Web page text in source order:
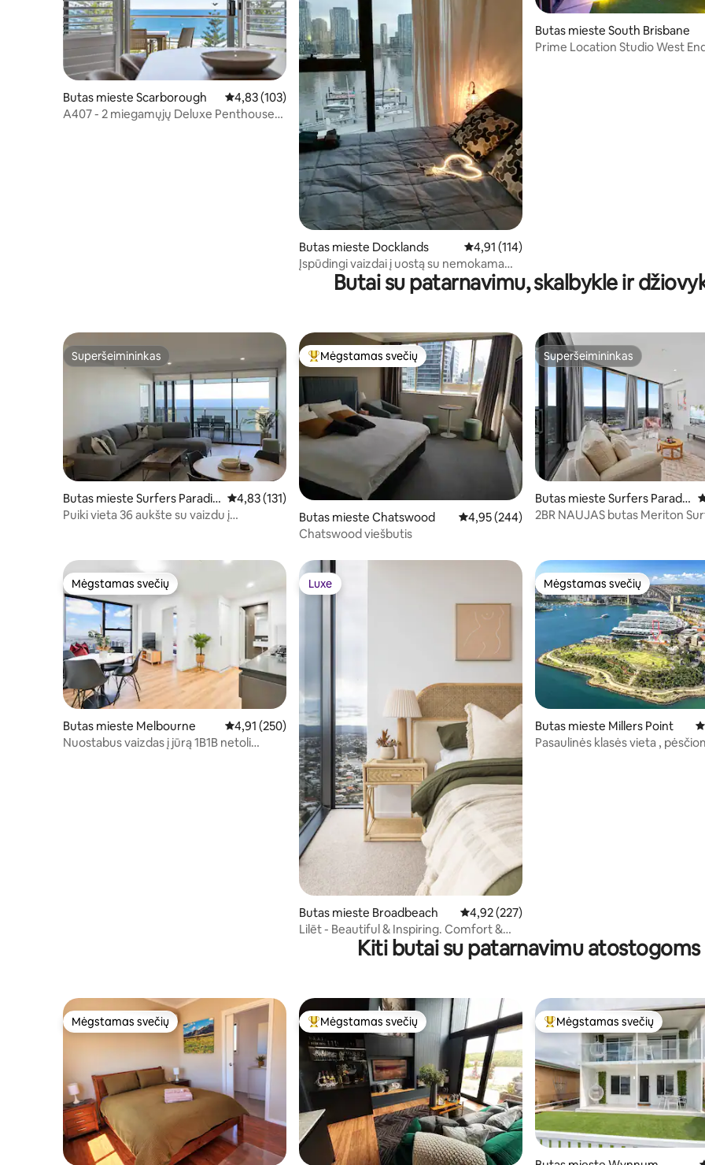
Butas mieste Scarborough Vidutinis įvertinimas: 4,83 iš 5, atsiliepimų: 103
4,83 (103)
A407 - 2 miegamųjų Deluxe Penthouse
Butas mieste Docklands Vidutinis įvertinimas: 4,91 iš 5, atsiliepimų: 114
4,91 (114)
Įspūdingi vaizdai į uostą su nemokama
automobilių stovėjimo aikštele,
baseinu/sporto sale
Butas mieste South Brisbane
Prime Location Studio West
Butai su patarnavimu, skalbykle ir
Superšeimininkas
Superšeimininkas
Butas mieste Surfers Paradis
e
Vidutinis įvertinimas: 4,83 iš 5, atsiliepimų: 131
4,83 (131)
Puiki vieta 36 aukšte su vaizdu į
Svečių mėgstamiausias
Mėgstamas svečių
Butas mieste Chatswood Vidutinis įvertinimas: 4,95 iš 5, atsiliepimų: 244
4,95 (244)
Chatswood viešbutis
Superšeimininkas
Superšeimininkas
Butas mieste Surfers Paradis
e
2BR NAUJAS butas Meriton
Mėgstamas svečių
Mėgstamas svečių
Butas mieste Melbourne Vidutinis įvertinimas: 4,91 iš 5, atsiliepimų: 250
4,91 (250)
Nuostabus vaizdas į jūrą 1B1B netoli
Luxe
Luxe
Butas mieste Broadbeach Vidutinis įvertinimas: 4,92 iš 5, atsiliepimų: 227
4,92 (227)
Lilēt - Beautiful & Inspiring. Comfort &
Mėgstamas svečių
Mėgstamas svečių
Butas mieste Millers Point
Pasaulinės klasės vieta ,
Kiti butai su patarnavimu atostogoms
Mėgstamas svečių
Mėgstamas svečių Svečių mėgstamiausias
Mėgstamas svečių Svečių mėgstamiausias
Mėgstamas svečių